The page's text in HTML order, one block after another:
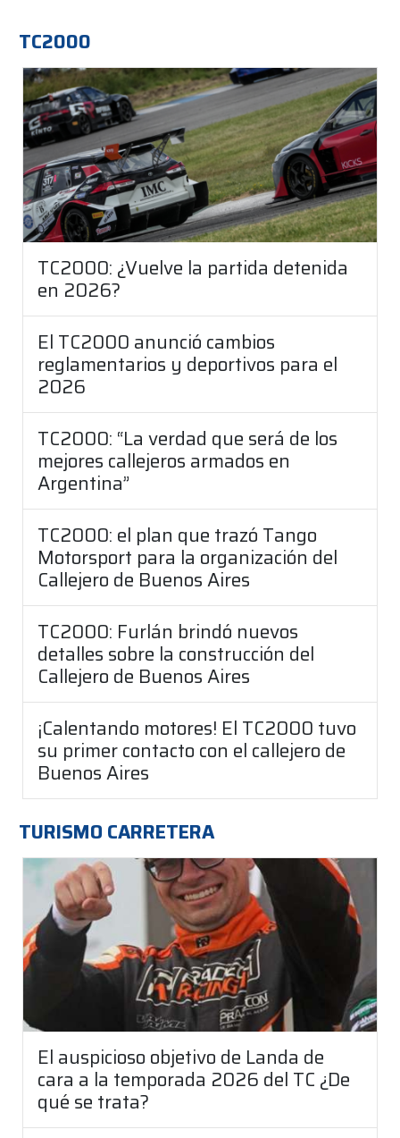
TC2000
TC2000: ¿Vuelve la partida detenida
en 2026?
El TC2000 anunció cambios
reglamentarios y deportivos para el
2026
TC2000: “La verdad que será de los
mejores callejeros armados en
Argentina”
TC2000: el plan que trazó Tango
Motorsport para la organización del
Callejero de Buenos Aires
TC2000: Furlán brindó nuevos
detalles sobre la construcción del
Callejero de Buenos Aires
¡Calentando motores! El TC2000 tuvo
su primer contacto con el callejero de
Buenos Aires
TURISMO CARRETERA
El auspicioso objetivo de Landa de
cara a la temporada 2026 del TC ¿De
qué se trata?